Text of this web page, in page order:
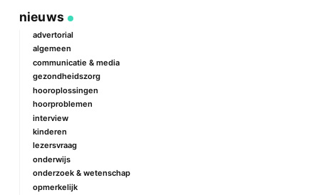
nieuws
advertorial
algemeen
communicatie & media
gezondheidszorg
hooroplossingen
hoorproblemen
interview
kinderen
lezersvraag
onderwijs
onderzoek & wetenschap
opmerkelijk